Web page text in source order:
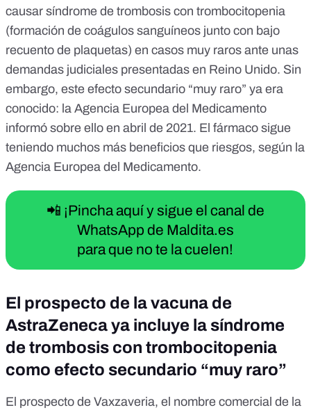
causar síndrome de trombosis con trombocitopenia
(formación de coágulos sanguíneos junto con bajo
recuento de plaquetas) en casos muy raros ante unas
demandas judiciales presentadas en Reino Unido. Sin
embargo, este efecto secundario “muy raro” ya era
conocido: la Agencia Europea del Medicamento
informó sobre ello en abril de 2021. El fármaco sigue
teniendo muchos más beneficios que riesgos, según la
Agencia Europea del Medicamento.
📲 ¡Pincha aquí y sigue el canal de
WhatsApp de Maldita.es
para que no te la cuelen!
El prospecto de la vacuna de
AstraZeneca ya incluye la síndrome
de trombosis con trombocitopenia
como efecto secundario “muy raro”
El prospecto de Vaxzaveria, el nombre comercial de la